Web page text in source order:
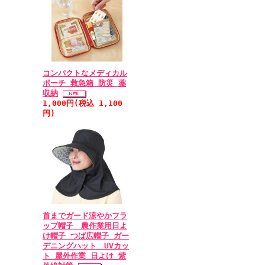
コンパクトなメディカル
ポーチ 救急箱 防災 薬
収納
1,000円(税込 1,100
円)
首までガード涼やかフラ
ップ帽子 農作業用日よ
け帽子 つば広帽子 ガー
デニングハット UVカッ
ト 屋外作業 日よけ 紫